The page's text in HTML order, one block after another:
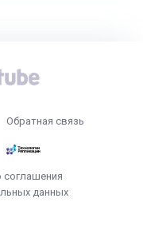
Обратная связь
соглашения
данных